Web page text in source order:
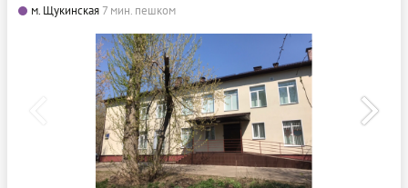
м. Щукинская 7 мин. пешком